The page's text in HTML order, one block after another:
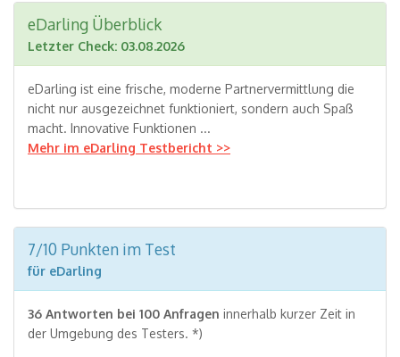
eDarling Überblick
Letzter Check: 03.08.2026
eDarling ist eine frische, moderne Partnervermittlung die
nicht nur ausgezeichnet funktioniert, sondern auch Spaß
macht. Innovative Funktionen ...
Mehr im eDarling Testbericht >>
7/10 Punkten im Test
für eDarling
36 Antworten bei 100 Anfragen innerhalb kurzer Zeit in
der Umgebung des Testers. *)